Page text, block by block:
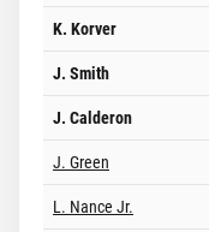
K. Korver
J. Smith
J. Calderon
J. Green
L. Nance Jr.